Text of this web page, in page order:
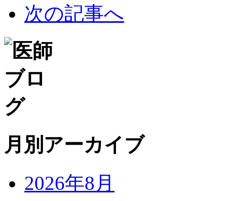
次の記事へ
月別アーカイブ
2026年8月